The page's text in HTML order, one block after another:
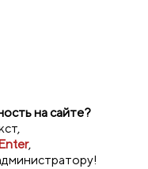
на сайте?
,